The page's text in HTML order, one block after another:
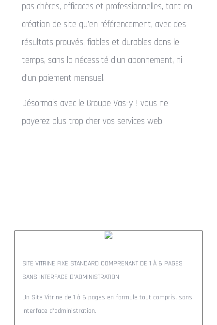
pas chères, efficaces et professionnelles, tant en
création de site qu’en référencement, avec des
résultats prouvés, fiables et durables dans le
temps, sans la nécessité d’un abonnement, ni
d’un paiement mensuel.
Désormais avec le Groupe Vas-y ! vous ne
payerez plus trop cher vos services web.
SITE VITRINE FIXE STANDARD COMPRENANT DE 1 À 6 PAGES
SANS INTERFACE D’ADMINISTRATION
Un Site Vitrine de 1 à 6 pages en formule tout compris, sans
interface d’administration.